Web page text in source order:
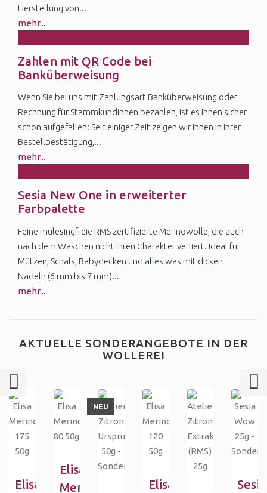
Herstellung von...
mehr...
4
Nov
Zahlen mit QR Code bei
Banküberweisung
Wenn Sie bei uns mit Zahlungsart Banküberweisung oder
Rechnung für Stammkundinnen bezahlen, ist es Ihnen sicher
schon aufgefallen: Seit einiger Zeit zeigen wir Ihnen in Ihrer
Bestellbestätigung,...
mehr...
27
Oct
Sesia New One in erweiterter
Farbpalette
Feine mulesingfreie RMS zertifizierte Merinowolle, die auch
nach dem Waschen nicht ihren Charakter verliert. Ideal für
Mützen, Schals, Babydecken und alles was mit dicken
Nadeln (6 mm bis 7 mm)...
mehr...
AKTUELLE SONDERANGEBOTE IN DER
WOLLEREI
Elisa
Elisa
Merino
NEU
Elisa
Sesia